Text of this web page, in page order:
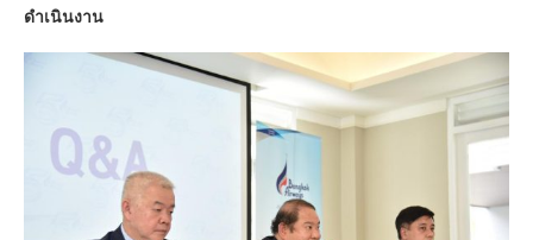
ดำเนินงาน